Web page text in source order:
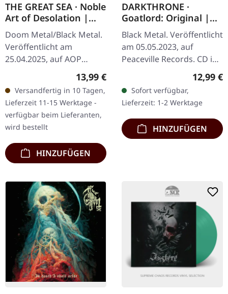
THE GREAT SEA · Noble
Art of Desolation |
DIGIPAK CD
Doom Metal/Black Metal.
Veröffentlicht am
25.04.2025, auf AOP
Records. CD im Digipak,
16-seitiges Booklet. The
Great Sea begibt sich mit
ihrem…
Regulärer Preis:
13,99 €
Versandfertig in 10 Tagen,
Lieferzeit 11-15 Werktage -
verfügbar beim Lieferanten,
wird bestellt
HINZUFÜGEN
DARKTHRONE ·
Goatlord: Original |
CD
Black Metal. Veröffentlicht
am 05.05.2023, auf
Peaceville Records. CD im
Jewelcase. Das Album
Darkthrone bietet einen
seltenen…
12,99 €
Sofort verfügbar,
Lieferzeit: 1-2 Werktage
HINZUFÜGEN